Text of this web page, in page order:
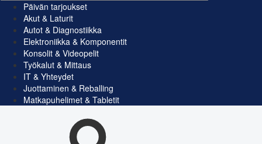
Päivän tarjoukset
Akut & Laturit
Autot & Diagnostiikka
Elektroniikka & Komponentit
Konsolit & Videopelit
Työkalut & Mittaus
IT & Yhteydet
Juottaminen & Reballing
Matkapuhelimet & Tabletit